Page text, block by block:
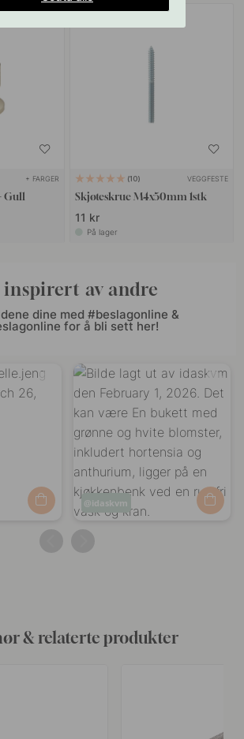
+ FARGER
Gull
10 VEGGFESTE
Skjøteskrue M4x50mm 1stk
11 kr
På lager
av andre
dine med #beslagonline &
for å bli sett her!
Innlegg
publisert
idaskvm
& relaterte produkter